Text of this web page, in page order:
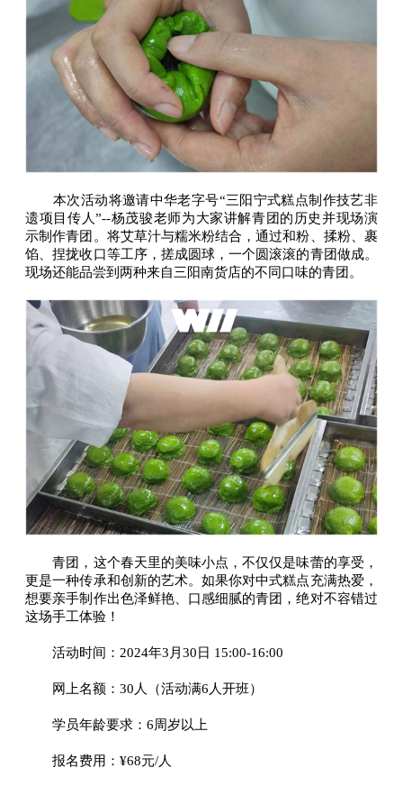
本次活动将邀请中华老字号“三阳宁式糕点制作技艺非
遗项目传人”--杨茂骏老师为大家讲解青团的历史并现场演
示制作青团。将艾草汁与糯米粉结合，通过和粉、揉粉、裹
馅、捏拢收口等工序，搓成圆球，一个圆滚滚的青团做成。
现场还能品尝到两种来自三阳南货店的不同口味的青团。
青团，这个春天里的美味小点，不仅仅是味蕾的享受，
更是一种传承和创新的艺术。如果你对中式糕点充满热爱，
想要亲手制作出色泽鲜艳、口感细腻的青团，绝对不容错过
这场手工体验！
活动时间：2024年3月30日 15:00-16:00
网上名额：30人（活动满6人开班）
学员年龄要求：6周岁以上
报名费用：¥68元/人